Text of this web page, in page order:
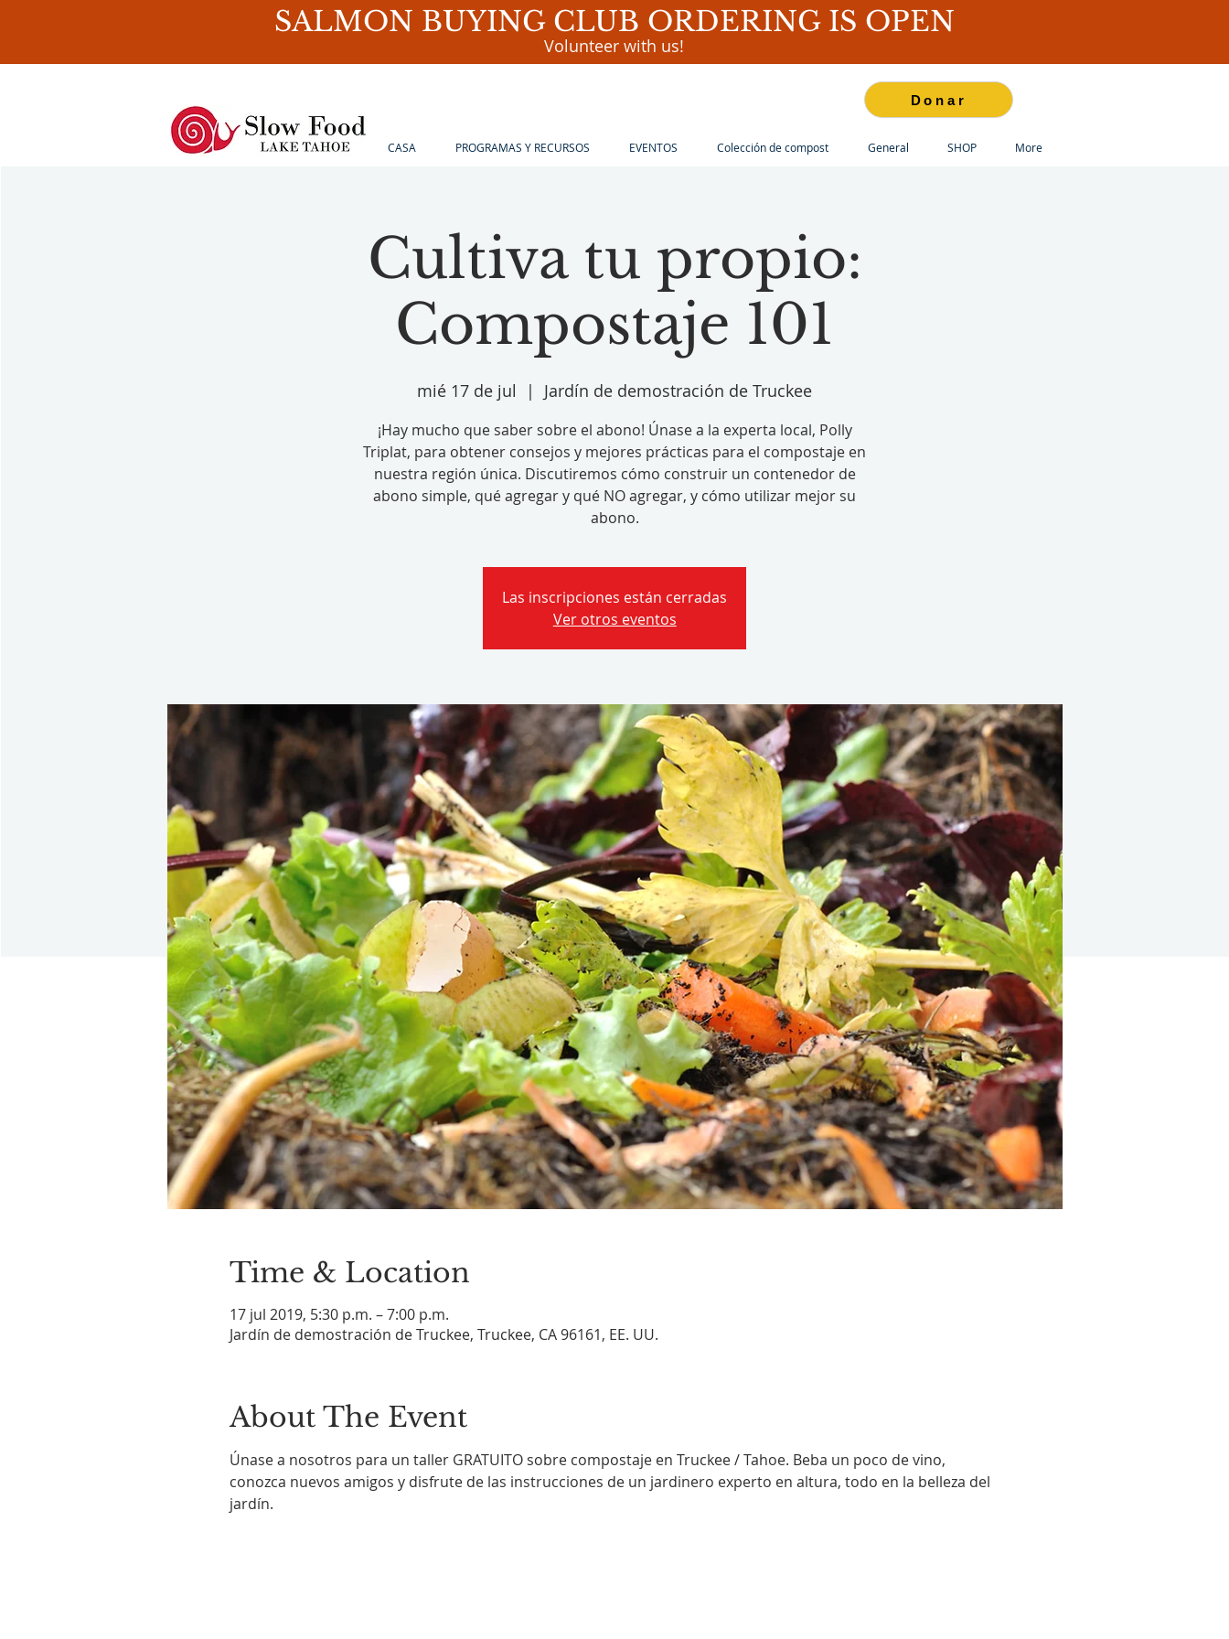
SALMON BUYING CLUB ORDERING IS OPEN
Volunteer with us!
Donar
CASA PROGRAMAS Y RECURSOS EVENTOS Colección de compost General SHOP More
Cultiva tu propio:
Compostaje 101
mié 17 de jul
  |
Jardín de demostración de Truckee
¡Hay mucho que saber sobre el abono! Únase a la experta local, Polly
Triplat, para obtener consejos y mejores prácticas para el compostaje en
nuestra región única. Discutiremos cómo construir un contenedor de
abono simple, qué agregar y qué NO agregar, y cómo utilizar mejor su
abono.
Las inscripciones están cerradas
Ver otros eventos
Time & Location
17 jul 2019, 5:30 p.m. – 7:00 p.m.
Jardín de demostración de Truckee, Truckee, CA 96161, EE. UU.
About The Event
Únase a nosotros para un taller GRATUITO sobre compostaje en Truckee / Tahoe. Beba un poco de vino,
conozca nuevos amigos y disfrute de las instrucciones de un jardinero experto en altura, todo en la belleza del
jardín.